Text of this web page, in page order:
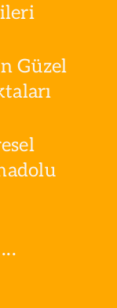
Güzel